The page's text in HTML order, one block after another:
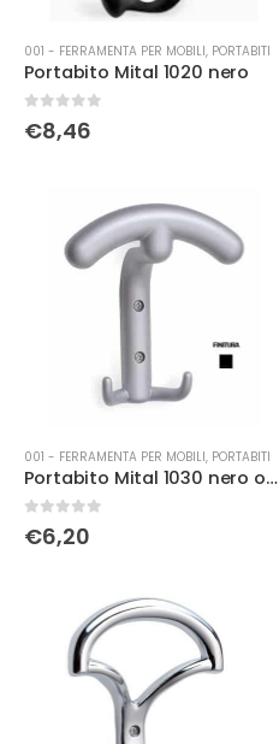
001 - FERRAMENTA PER MOBILI, PORTABITI
Portabito Mital 1020 nero
Su 5
€8,46
001 - FERRAMENTA PER MOBILI, PORTABITI
Portabito Mital 1030 nero opaco
Su 5
€6,20